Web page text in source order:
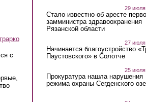
с
29
Стало известно об аресте
замминистра здравоохранения
Рязанской области
27
Начинается благоустройство
Паустовского» в Солотче
25
Прокуратура нашла нарушения
режима охраны Сегденского